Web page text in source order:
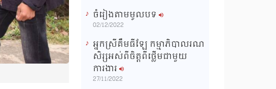
ចំរៀងតាមមូលបទ
02/12/2022
អ្នកស្រីគឹមធីឡែ កម្មាភិបាលរណ
សិរ្សអស់ពីចិត្តពីថ្លើមជាមួយ
ការងារ
27/11/2022